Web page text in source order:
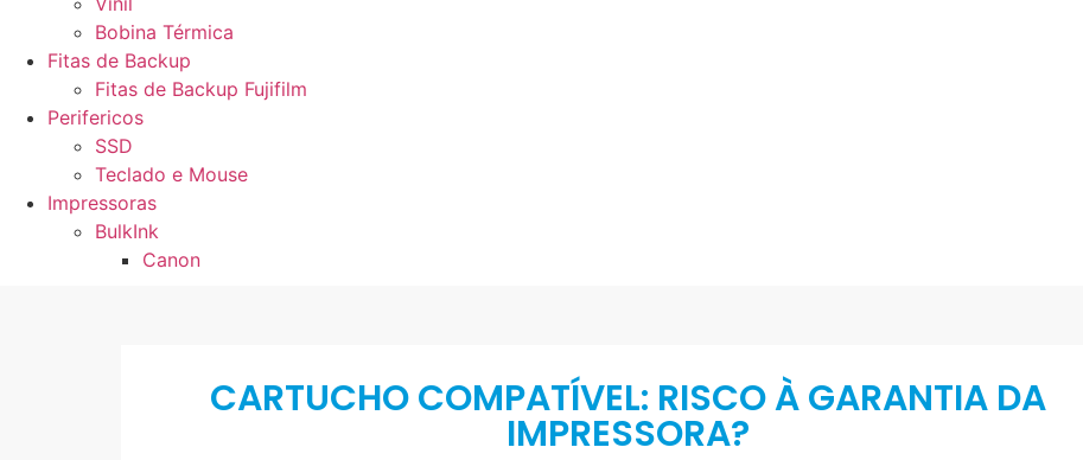
Bobina Térmica
Fitas de Backup
Fitas de Backup Fujifilm
Perifericos
SSD
Teclado e Mouse
Impressoras
BulkInk
Canon
CARTUCHO COMPATÍVEL: RISCO À GARANTIA DA
IMPRESSORA?